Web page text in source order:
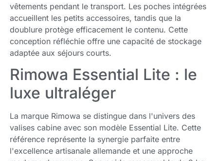
vêtements pendant le transport. Les poches intégrées
accueillent les petits accessoires, tandis que la
doublure protège efficacement le contenu. Cette
conception réfléchie offre une capacité de stockage
adaptée aux séjours courts.
Rimowa Essential Lite : le
luxe ultraléger
La marque Rimowa se distingue dans l'univers des
valises cabine avec son modèle Essential Lite. Cette
référence représente la synergie parfaite entre
l'excellence artisanale allemande et une approche